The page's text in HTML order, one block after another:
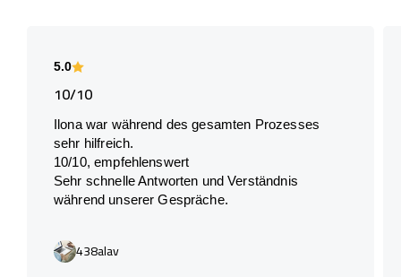
5.0
10/10
Ilona war während des gesamten Prozesses
sehr hilfreich.
10/10, empfehlenswert
Sehr schnelle Antworten und Verständnis
während unserer Gespräche.
438alav